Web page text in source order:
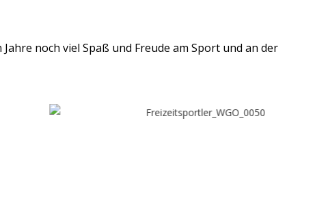
noch viel Spaß und Freude am Sport und an der